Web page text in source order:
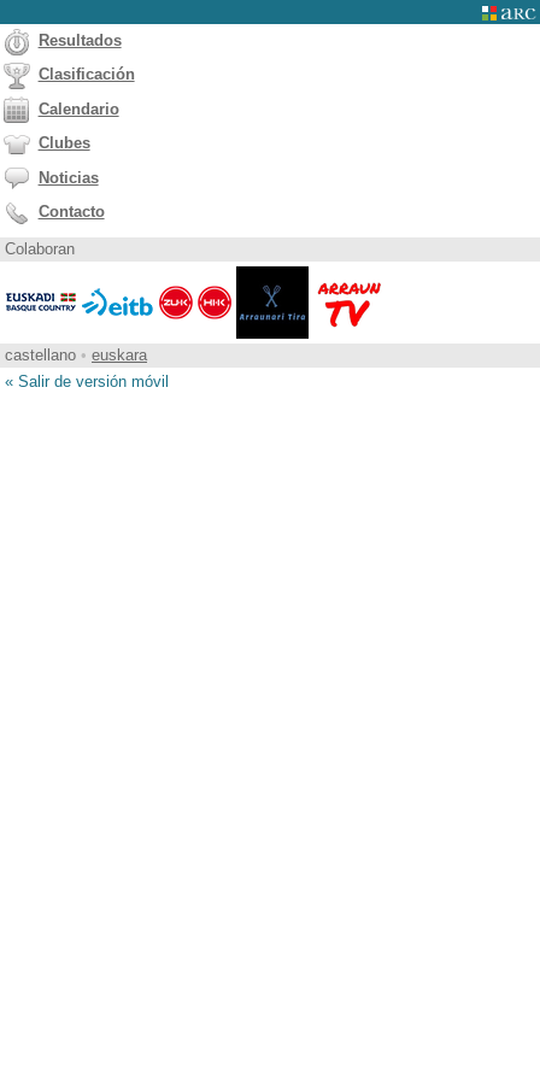
Resultados
Clasificación
Calendario
Clubes
Noticias
Contacto
Colaboran
castellano • euskara
« Salir de versión móvil